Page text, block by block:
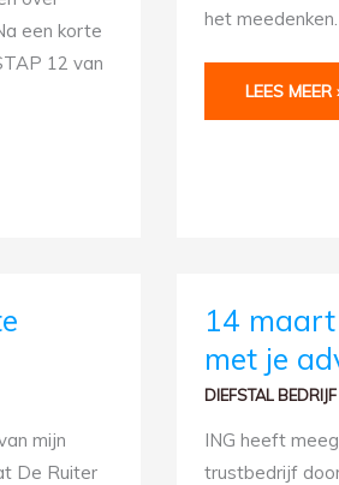
een korte
12 van
het meedenken.
LEES MEER
mijn
De Ruiter
14
met je
DIEFSTAL BEDRIJF
ING heeft
trustbedrijf
MAART
OVERLEG
EENS
MET